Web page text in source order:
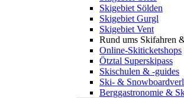
Skigebiet Sölden
Skigebiet Gurgl
Skigebiet Vent
Rund ums Skifahren
Online-Skiticketshops
Ötztal Superskipass
Skischulen & -guides
Ski- &
Berggastronomie &